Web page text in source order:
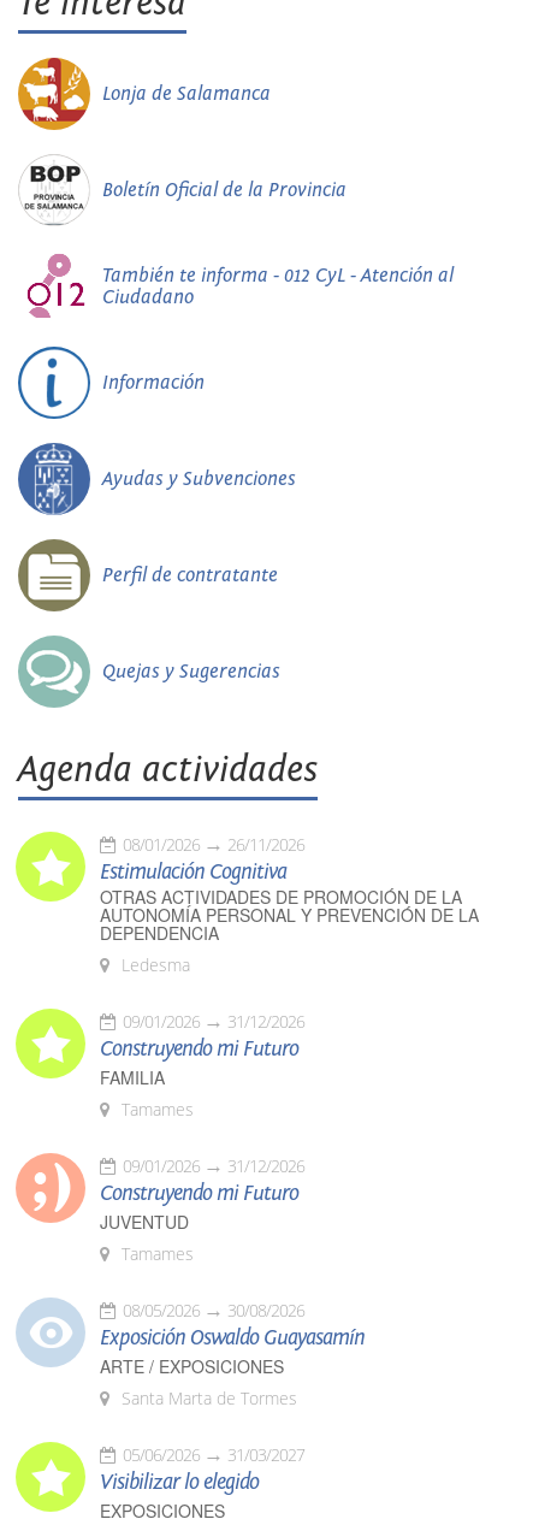
Lonja de Salamanca
Boletín Oficial de la Provincia
También te informa - 012 CyL - Atención al
Ciudadano
Información
Ayudas y Subvenciones
Perfil de contratante
Quejas y Sugerencias
Agenda actividades
08/01/2026 26/11/2026
Estimulación Cognitiva
OTRAS ACTIVIDADES DE PROMOCIÓN DE LA
AUTONOMÍA PERSONAL Y PREVENCIÓN DE LA
DEPENDENCIA
Ledesma
09/01/2026 31/12/2026
Construyendo mi Futuro
FAMILIA
Tamames
09/01/2026 31/12/2026
Construyendo mi Futuro
JUVENTUD
Tamames
08/05/2026 30/08/2026
Exposición Oswaldo Guayasamín
ARTE / EXPOSICIONES
Santa Marta de Tormes
05/06/2026 31/03/2027
Visibilizar lo elegido
EXPOSICIONES